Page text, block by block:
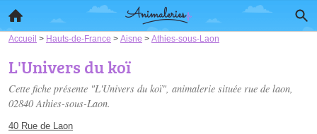
Accueil > Hauts-de-France > Aisne > Athies-sous-Laon
L'Univers du koï
Cette fiche présente "L'Univers du koï", animalerie située rue de laon,
02840 Athies-sous-Laon.
40 Rue de Laon